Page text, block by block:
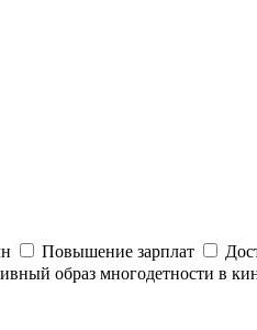
Повышение зарплат
образ многодетности в